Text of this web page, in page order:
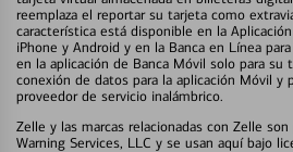
reemplaza el reportar su tarjeta como
característica está disponible en la
iPhone y Android y en la Banca en Línea
en la aplicación de Banca Móvil solo para su
conexión de datos para la aplicación Móvil y
proveedor de servicio inalámbrico.
Zelle y las marcas relacionadas con Zelle
Warning Services, LLC y se usan aquí bajo